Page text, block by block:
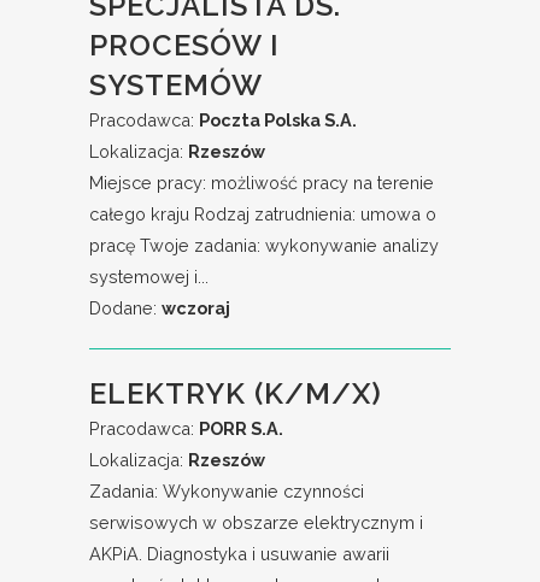
PROCESÓW I
SYSTEMÓW
Pracodawca: Poczta Polska S.A.
Lokalizacja: Rzeszów
Miejsce pracy: możliwość pracy na terenie
całego kraju Rodzaj zatrudnienia: umowa o
pracę Twoje zadania: wykonywanie analizy
systemowej i...
Dodane: wczoraj
ELEKTRYK (K/M/X)
Pracodawca: PORR S.A.
Lokalizacja: Rzeszów
Zadania: Wykonywanie czynności
serwisowych w obszarze elektrycznym i
AKPiA. Diagnostyka i usuwanie awarii